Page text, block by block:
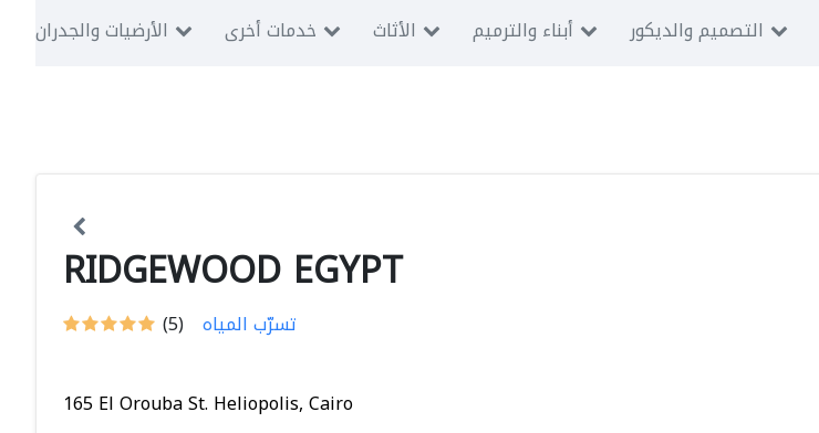
الأرضيات والجدران
خدمات أخرى الأثاث أبناء والترميم التصميم والديكور
RIDGEWOOD EGYPT
(5) تسرّب المياه
165 El Orouba St. Heliopolis, Cairo